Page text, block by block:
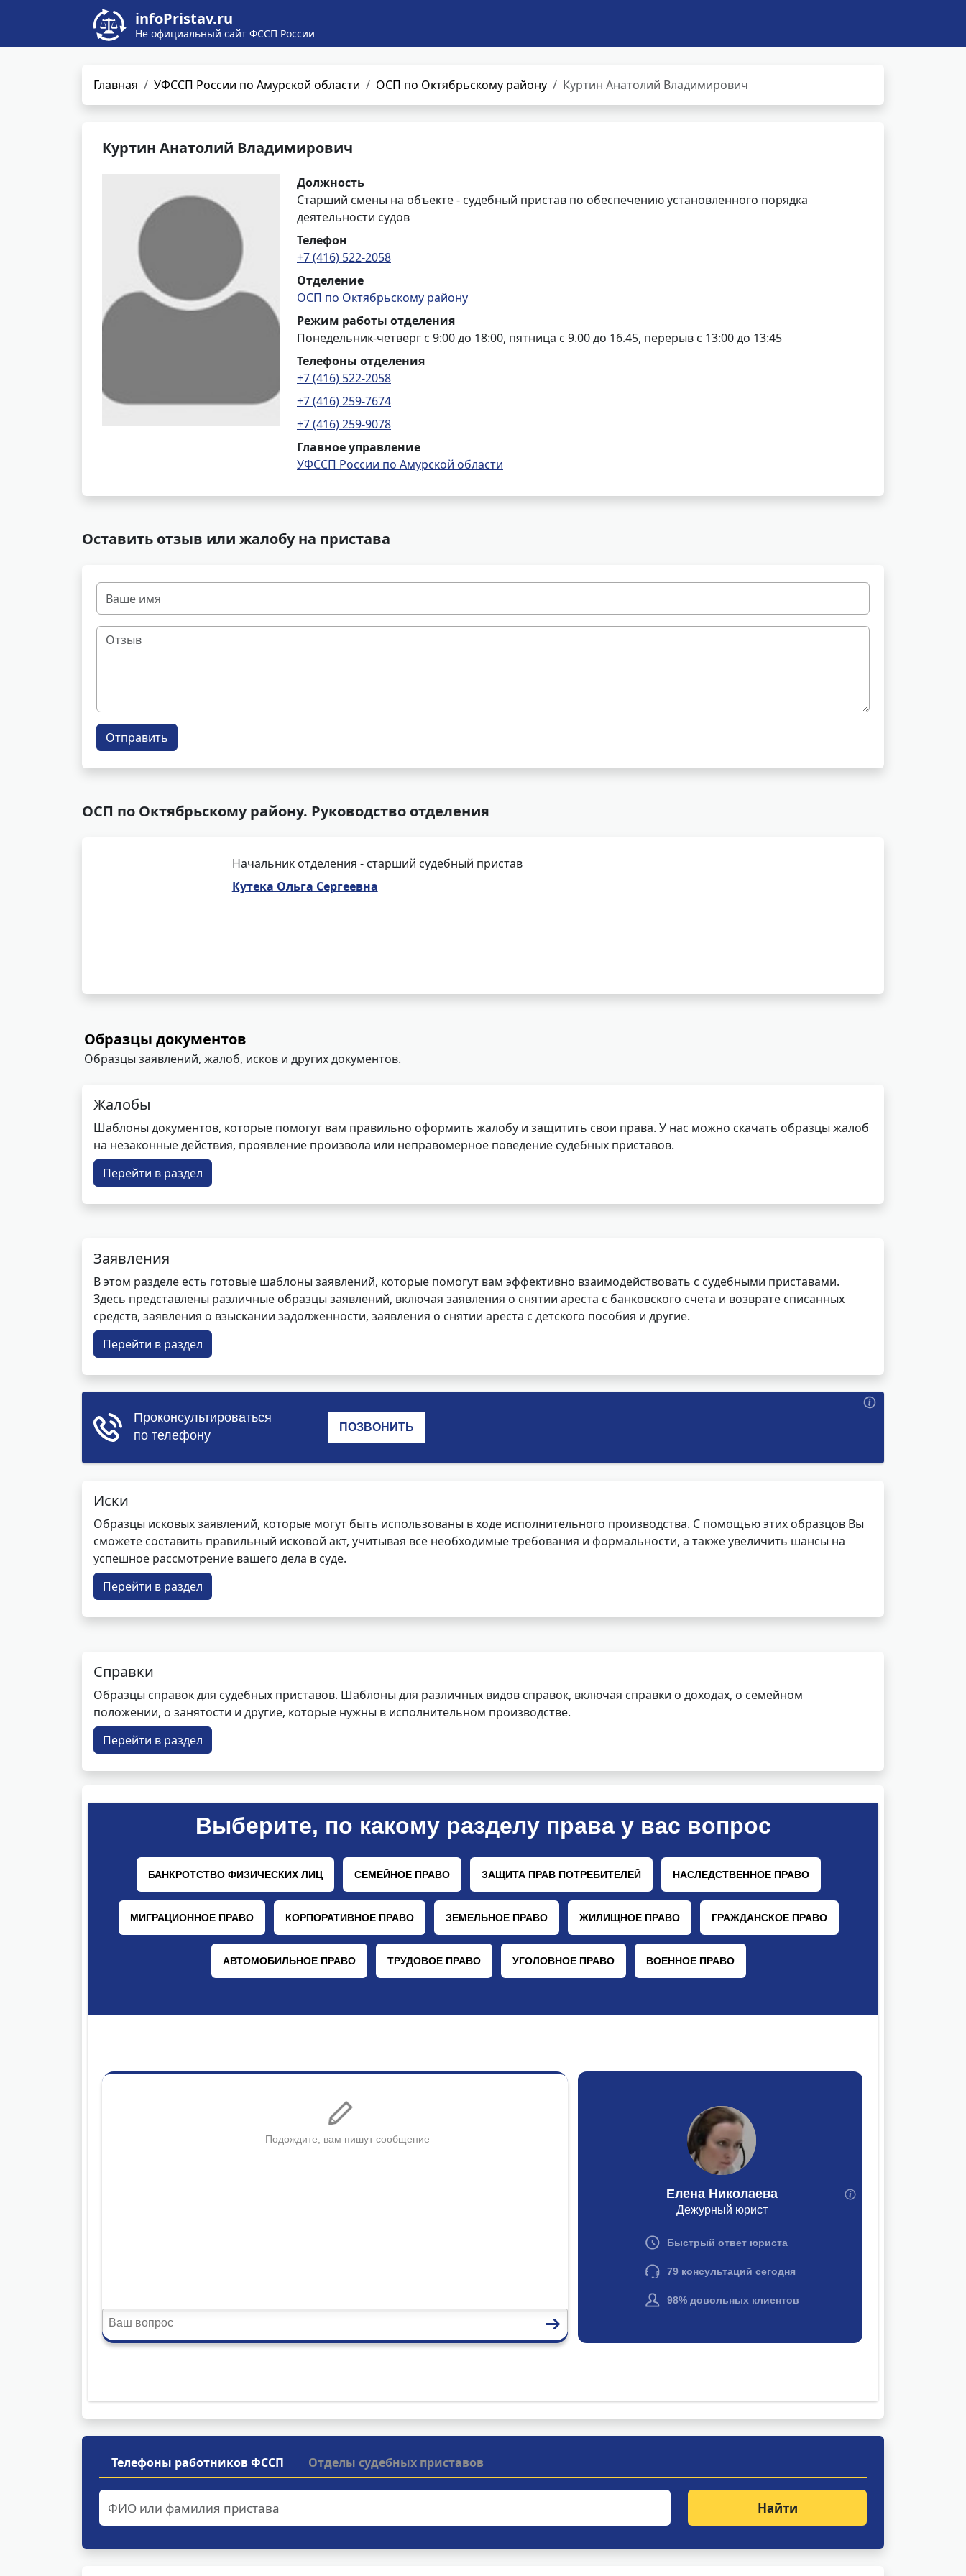
infoPristav.ru
Не официальный сайт ФССП России
Главная УФССП России по Амурской области ОСП по Октябрьскому району Куртин Анатолий Владимирович
Куртин Анатолий Владимирович
Должность
Старший смены на объекте - судебный пристав по обеспечению установленного порядка
деятельности судов
Телефон
+7 (416) 522-2058
Отделение
ОСП по Октябрьскому району
Режим работы отделения
Понедельник-четверг с 9:00 до 18:00, пятница с 9.00 до 16.45, перерыв с 13:00 до 13:45
Телефоны отделения
+7 (416) 522-2058
+7 (416) 259-7674
+7 (416) 259-9078
Главное управление
УФССП России по Амурской области
Оставить отзыв или жалобу на пристава
Отправить
ОСП по Октябрьскому району. Руководство отделения
Начальник отделения - старший судебный пристав
Кутека Ольга Сергеевна
Образцы документов
Образцы заявлений, жалоб, исков и других документов.
Жалобы
Шаблоны документов, которые помогут вам правильно оформить жалобу и защитить свои права. У нас можно скачать образцы жалоб
на незаконные действия, проявление произвола или неправомерное поведение судебных приставов.
Перейти в раздел
Заявления
В этом разделе есть готовые шаблоны заявлений, которые помогут вам эффективно взаимодействовать с судебными приставами.
Здесь представлены различные образцы заявлений, включая заявления о снятии ареста с банковского счета и возврате списанных
средств, заявления о взыскании задолженности, заявления о снятии ареста с детского пособия и другие.
Перейти в раздел
Иски
Образцы исковых заявлений, которые могут быть использованы в ходе исполнительного производства. С помощью этих образцов Вы
сможете составить правильный исковой акт, учитывая все необходимые требования и формальности, а также увеличить шансы на
успешное рассмотрение вашего дела в суде.
Перейти в раздел
Справки
Образцы справок для судебных приставов. Шаблоны для различных видов справок, включая справки о доходах, о семейном
положении, о занятости и другие, которые нужны в исполнительном производстве.
Перейти в раздел
Телефоны работников ФССП Отделы судебных приставов
Найти